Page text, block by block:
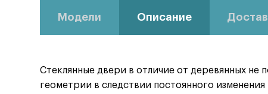
Модели Описание
Стеклянные двери в отличие от деревянных
геометрии в следствии постоянного